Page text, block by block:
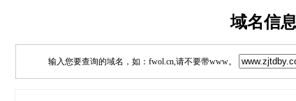
域名信
输入您要查询的域名，如：fwol.cn,请不要带www。